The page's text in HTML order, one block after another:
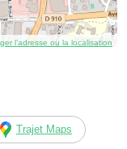
l’adresse ou la localisation
Trajet Maps